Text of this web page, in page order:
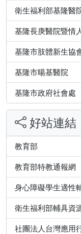
衛生福利部基隆醫
基隆長庚醫院暨情
基隆市肢體新生協
基隆市暘基醫院
基隆市政府社會處
好站連結
教育部
教育部特教通報網
身心障礙學生適性
衛生福利部輔具資
社團法人台灣應用